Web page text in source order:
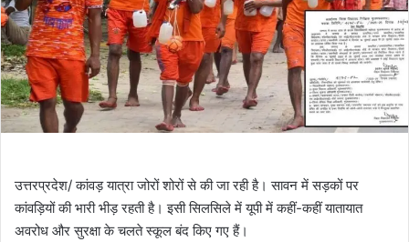
उत्तरप्रदेश/ कांवड़ यात्रा जोरों शोरों से की जा रही है। सावन में सड़कों पर
कांवड़ियों की भारी भीड़ रहती है। इसी सिलसिले में यूपी में कहीं-कहीं यातायात
अवरोध और सुरक्षा के चलते स्कूल बंद किए गए हैं।